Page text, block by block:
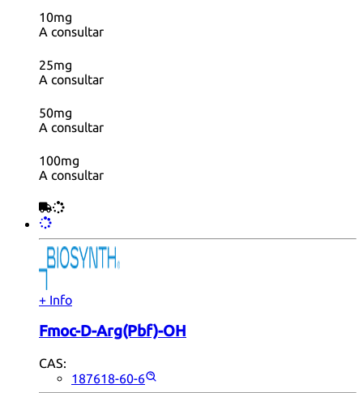
10mg
A consultar
25mg
A consultar
50mg
A consultar
100mg
A consultar
+ Info
Fmoc-D-Arg(Pbf)-OH
CAS:
187618-60-6